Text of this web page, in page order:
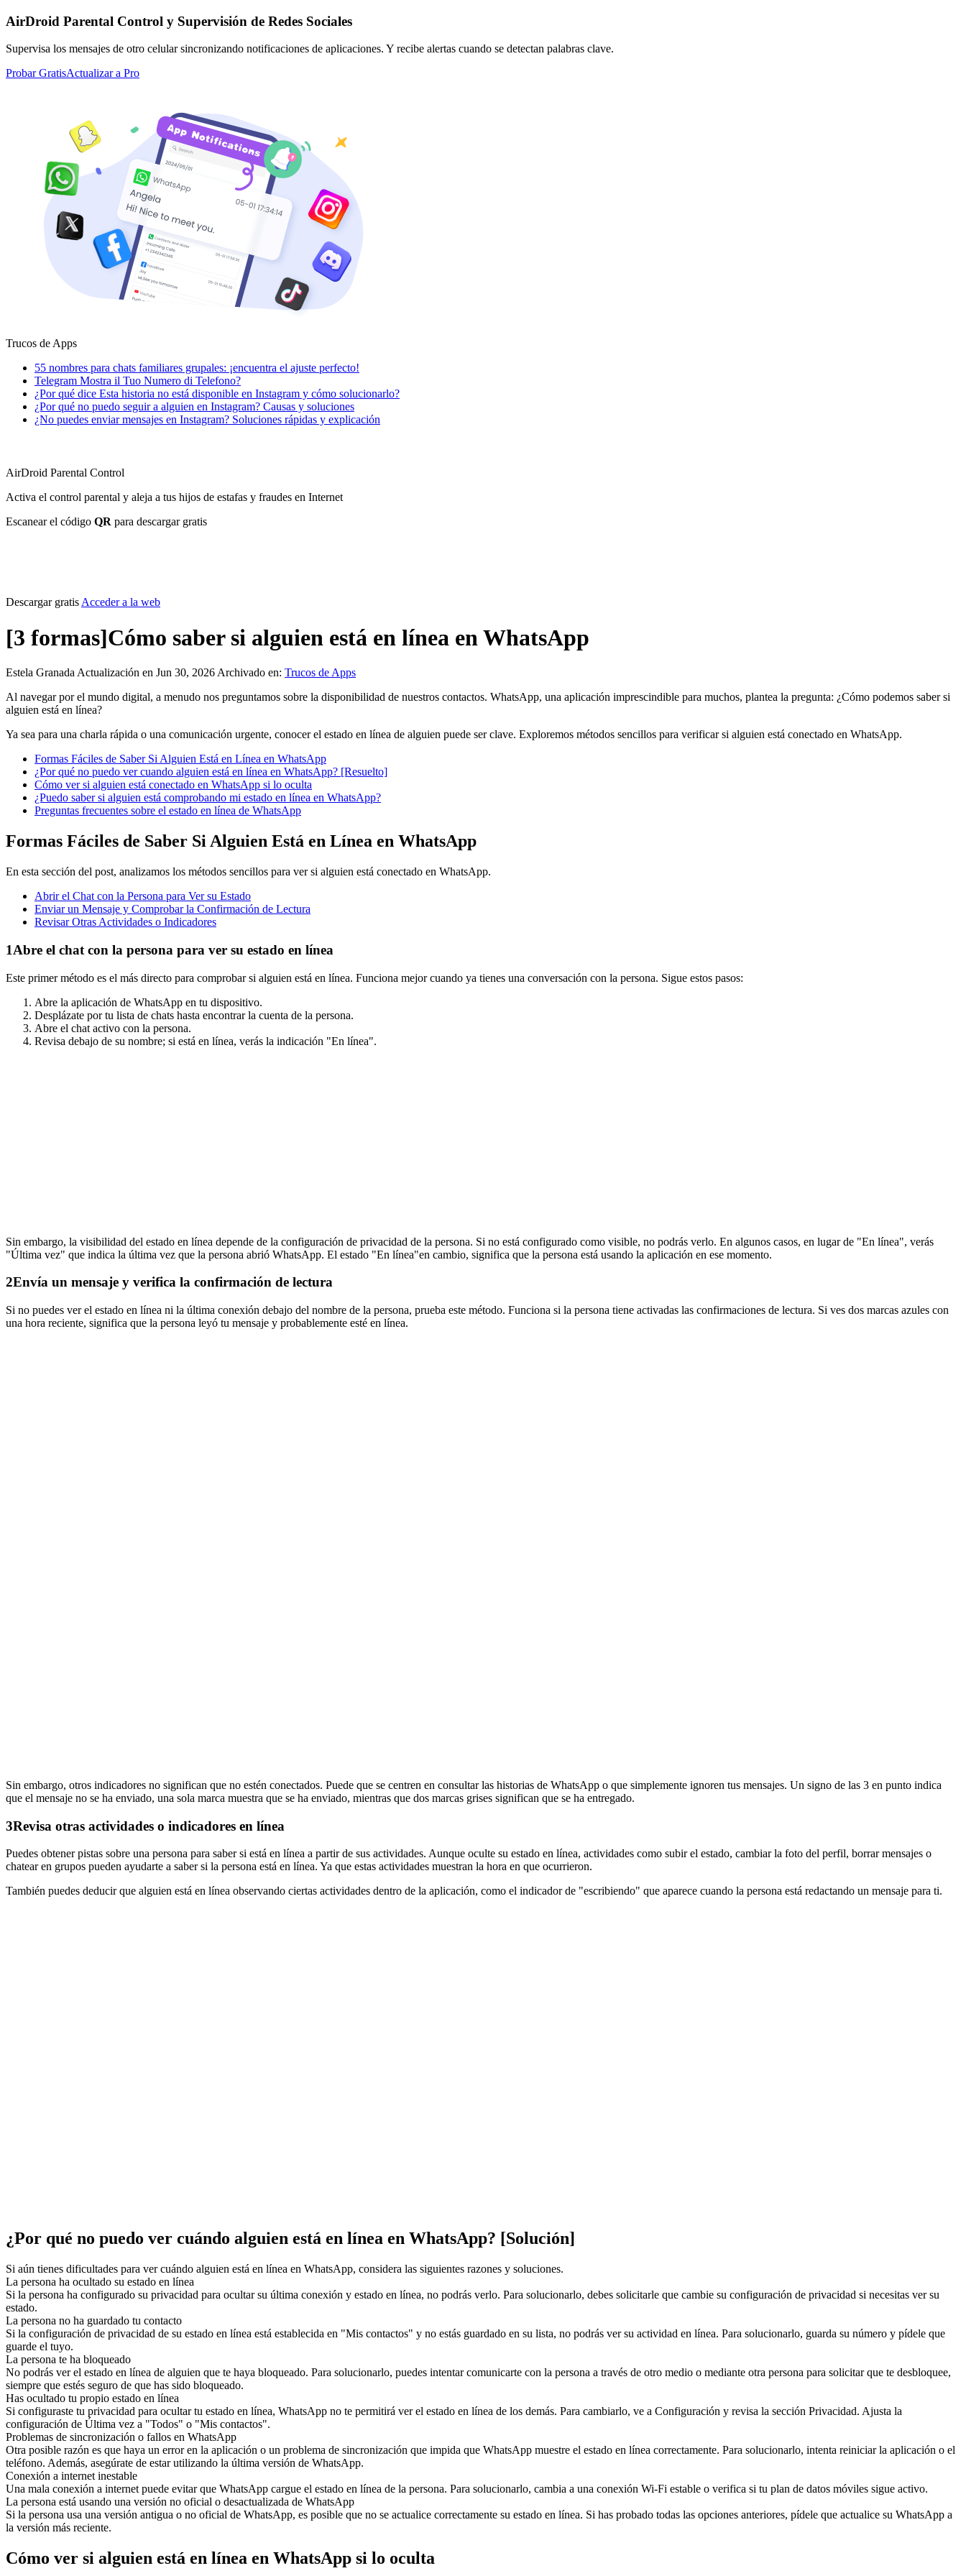
AirDroid Parental Control y Supervisión de Redes Sociales
Supervisa los mensajes de otro celular sincronizando notificaciones de aplicaciones. Y recibe alertas cuando se detectan palabras clave.
Probar GratisActualizar a Pro
Trucos de Apps
55 nombres para chats familiares grupales: ¡encuentra el ajuste perfecto!
Telegram Mostra il Tuo Numero di Telefono?
¿Por qué dice Esta historia no está disponible en Instagram y cómo solucionarlo?
¿Por qué no puedo seguir a alguien en Instagram? Causas y soluciones
¿No puedes enviar mensajes en Instagram? Soluciones rápidas y explicación
AirDroid Parental Control
Activa el control parental y aleja a tus hijos de estafas y fraudes en Internet
Escanear el código QR para descargar gratis
Descargar gratisAcceder a la web
[3 formas]Cómo saber si alguien está en línea en WhatsApp
Estela Granada Actualización en Jun 30, 2026 Archivado en: Trucos de Apps
Al navegar por el mundo digital, a menudo nos preguntamos sobre la disponibilidad de nuestros contactos. WhatsApp, una aplicación imprescindible para muchos, plantea la pregunta: ¿Cómo podemos saber si
alguien está en línea?
Ya sea para una charla rápida o una comunicación urgente, conocer el estado en línea de alguien puede ser clave. Exploremos métodos sencillos para verificar si alguien está conectado en WhatsApp.
Formas Fáciles de Saber Si Alguien Está en Línea en WhatsApp
¿Por qué no puedo ver cuando alguien está en línea en WhatsApp? [Resuelto]
Cómo ver si alguien está conectado en WhatsApp si lo oculta
¿Puedo saber si alguien está comprobando mi estado en línea en WhatsApp?
Preguntas frecuentes sobre el estado en línea de WhatsApp
Formas Fáciles de Saber Si Alguien Está en Línea en WhatsApp
En esta sección del post, analizamos los métodos sencillos para ver si alguien está conectado en WhatsApp.
Abrir el Chat con la Persona para Ver su Estado
Enviar un Mensaje y Comprobar la Confirmación de Lectura
Revisar Otras Actividades o Indicadores
1Abre el chat con la persona para ver su estado en línea
Este primer método es el más directo para comprobar si alguien está en línea. Funciona mejor cuando ya tienes una conversación con la persona. Sigue estos pasos:
Abre la aplicación de WhatsApp en tu dispositivo.
Desplázate por tu lista de chats hasta encontrar la cuenta de la persona.
Abre el chat activo con la persona.
Revisa debajo de su nombre; si está en línea, verás la indicación "En línea".
Sin embargo, la visibilidad del estado en línea depende de la configuración de privacidad de la persona. Si no está configurado como visible, no podrás verlo. En algunos casos, en lugar de "En línea", verás
"Última vez" que indica la última vez que la persona abrió WhatsApp. El estado "En línea"en cambio, significa que la persona está usando la aplicación en ese momento.
2Envía un mensaje y verifica la confirmación de lectura
Si no puedes ver el estado en línea ni la última conexión debajo del nombre de la persona, prueba este método. Funciona si la persona tiene activadas las confirmaciones de lectura. Si ves dos marcas azules con
una hora reciente, significa que la persona leyó tu mensaje y probablemente esté en línea.
Sin embargo, otros indicadores no significan que no estén conectados. Puede que se centren en consultar las historias de WhatsApp o que simplemente ignoren tus mensajes. Un signo de las 3 en punto indica
que el mensaje no se ha enviado, una sola marca muestra que se ha enviado, mientras que dos marcas grises significan que se ha entregado.
3Revisa otras actividades o indicadores en línea
Puedes obtener pistas sobre una persona para saber si está en línea a partir de sus actividades. Aunque oculte su estado en línea, actividades como subir el estado, cambiar la foto del perfil, borrar mensajes o
chatear en grupos pueden ayudarte a saber si la persona está en línea. Ya que estas actividades muestran la hora en que ocurrieron.
También puedes deducir que alguien está en línea observando ciertas actividades dentro de la aplicación, como el indicador de "escribiendo" que aparece cuando la persona está redactando un mensaje para ti.
¿Por qué no puedo ver cuándo alguien está en línea en WhatsApp? [Solución]
Si aún tienes dificultades para ver cuándo alguien está en línea en WhatsApp, considera las siguientes razones y soluciones.
La persona ha ocultado su estado en línea
Si la persona ha configurado su privacidad para ocultar su última conexión y estado en línea, no podrás verlo. Para solucionarlo, debes solicitarle que cambie su configuración de privacidad si necesitas ver su
estado.
La persona no ha guardado tu contacto
Si la configuración de privacidad de su estado en línea está establecida en "Mis contactos" y no estás guardado en su lista, no podrás ver su actividad en línea. Para solucionarlo, guarda su número y pídele que
guarde el tuyo.
La persona te ha bloqueado
No podrás ver el estado en línea de alguien que te haya bloqueado. Para solucionarlo, puedes intentar comunicarte con la persona a través de otro medio o mediante otra persona para solicitar que te desbloquee,
siempre que estés seguro de que has sido bloqueado.
Has ocultado tu propio estado en línea
Si configuraste tu privacidad para ocultar tu estado en línea, WhatsApp no te permitirá ver el estado en línea de los demás. Para cambiarlo, ve a Configuración y revisa la sección Privacidad. Ajusta la
configuración de Última vez a "Todos" o "Mis contactos".
Problemas de sincronización o fallos en WhatsApp
Otra posible razón es que haya un error en la aplicación o un problema de sincronización que impida que WhatsApp muestre el estado en línea correctamente. Para solucionarlo, intenta reiniciar la aplicación o el
teléfono. Además, asegúrate de estar utilizando la última versión de WhatsApp.
Conexión a internet inestable
Una mala conexión a internet puede evitar que WhatsApp cargue el estado en línea de la persona. Para solucionarlo, cambia a una conexión Wi-Fi estable o verifica si tu plan de datos móviles sigue activo.
La persona está usando una versión no oficial o desactualizada de WhatsApp
Si la persona usa una versión antigua o no oficial de WhatsApp, es posible que no se actualice correctamente su estado en línea. Si has probado todas las opciones anteriores, pídele que actualice su WhatsApp a
la versión más reciente.
Cómo ver si alguien está en línea en WhatsApp si lo oculta